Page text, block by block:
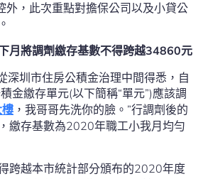
外，此次重點對擔保公司以及小貸公
月將調劑繳存基數不得跨越34860元
深圳市住房公積金治理中間得悉，自
金繳存單元(以下簡稱“單元”)應該調
，我哥哥先洗你的臉。”行調劑後的
繳存基數為2020年職工小我月均勻
跨越本市統計部分頒布的2020年度